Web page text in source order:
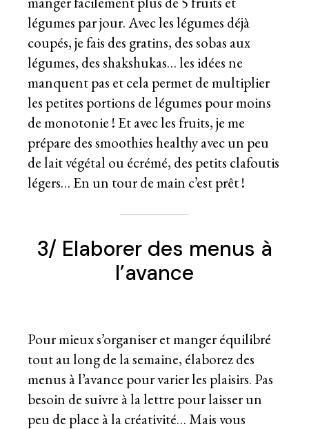
légumes par jour. Avec les légumes déjà
coupés, je fais des gratins, des sobas aux
légumes, des shakshukas… les idées ne
manquent pas et cela permet de multiplier
les petites portions de légumes pour moins
de monotonie ! Et avec les fruits, je me
prépare des smoothies healthy avec un peu
de lait végétal ou écrémé, des petits clafoutis
légers… En un tour de main c’est prêt !
3/ Elaborer des menus à
l’avance
Pour mieux s’organiser et manger équilibré
tout au long de la semaine, élaborez des
menus à l’avance pour varier les plaisirs. Pas
besoin de suivre à la lettre pour laisser un
peu de place à la créativité… Mais vous